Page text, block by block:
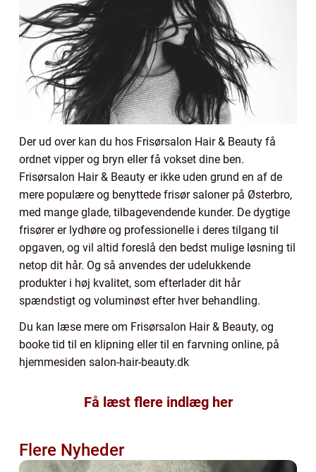
Der ud over kan du hos Frisørsalon Hair & Beauty få
ordnet vipper og bryn eller få vokset dine ben.
Frisørsalon Hair & Beauty er ikke uden grund en af de
mere populære og benyttede frisør saloner på Østerbro,
med mange glade, tilbagevendende kunder. De dygtige
frisører er lydhøre og professionelle i deres tilgang til
opgaven, og vil altid foreslå den bedst mulige løsning til
netop dit hår. Og så anvendes der udelukkende
produkter i høj kvalitet, som efterlader dit hår
spændstigt og voluminøst efter hver behandling.
Du kan læse mere om Frisørsalon Hair & Beauty, og
booke tid til en klipning eller til en farvning online, på
hjemmesiden salon-hair-beauty.dk
Få læst flere indlæg her
Flere Nyheder